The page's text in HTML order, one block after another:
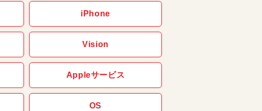
iPhone
Vision
Appleサービス
OS